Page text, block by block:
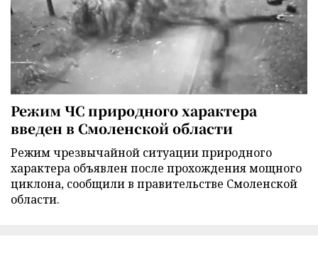
Режим ЧС природного характера
введен в Смоленской области
Режим чрезвычайной ситуации природного
характера объявлен после прохождения мощного
циклона, сообщили в правительстве Смоленской
области.